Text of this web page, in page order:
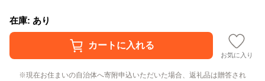
在庫: あり
お気に入り
現在お住まいの自治体へ寄附申込いただいた場合、返礼品は贈答され